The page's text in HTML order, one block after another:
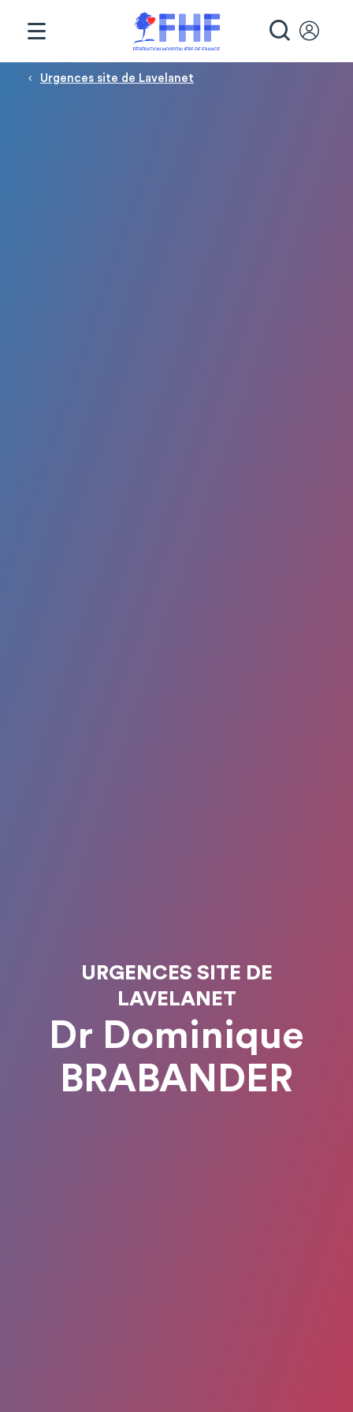
Fil d'Ariane
Urgences site de Lavelanet
URGENCES SITE DE
LAVELANET
Dr Dominique
BRABANDER
Panneau de gestion des cookies